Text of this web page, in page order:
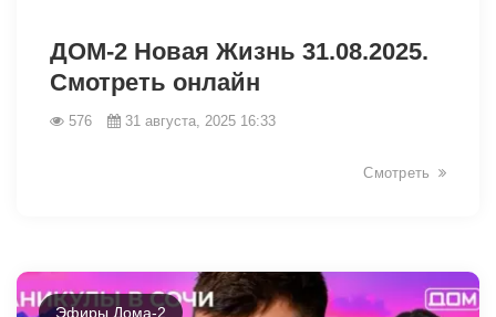
ДОМ-2 Новая Жизнь 31.08.2025.
Смотреть онлайн
576 31 августа, 2025 16:33
Смотреть
Эфиры Дома-2